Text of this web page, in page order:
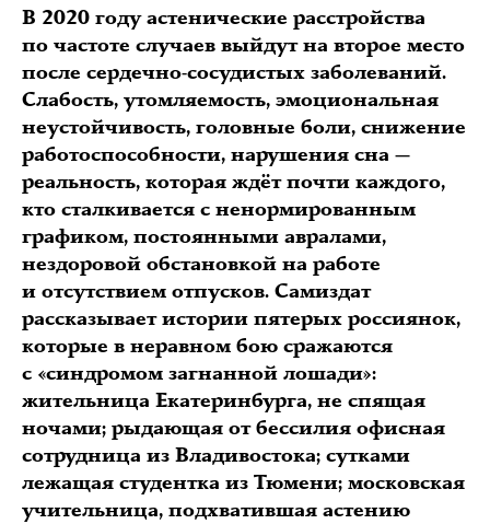
В 2020 году астенические расстройства
по частоте случаев выйдут на второе место
после сердечно-сосудистых заболеваний.
Слабость, утомляемость, эмоциональная
неустойчивость, головные боли, снижение
работоспособности, нарушения сна —
реальность, которая ждёт почти каждого,
кто сталкивается с ненормированным
графиком, постоянными авралами,
нездоровой обстановкой на работе
и отсутствием отпусков. Самиздат
рассказывает истории пятерых россиянок,
которые в неравном бою сражаются
с «синдромом загнанной лошади»:
жительница Екатеринбурга, не спящая
ночами; рыдающая от бессилия офисная
сотрудница из Владивостока; сутками
лежащая студентка из Тюмени; московская
учительница, подхватившая астению